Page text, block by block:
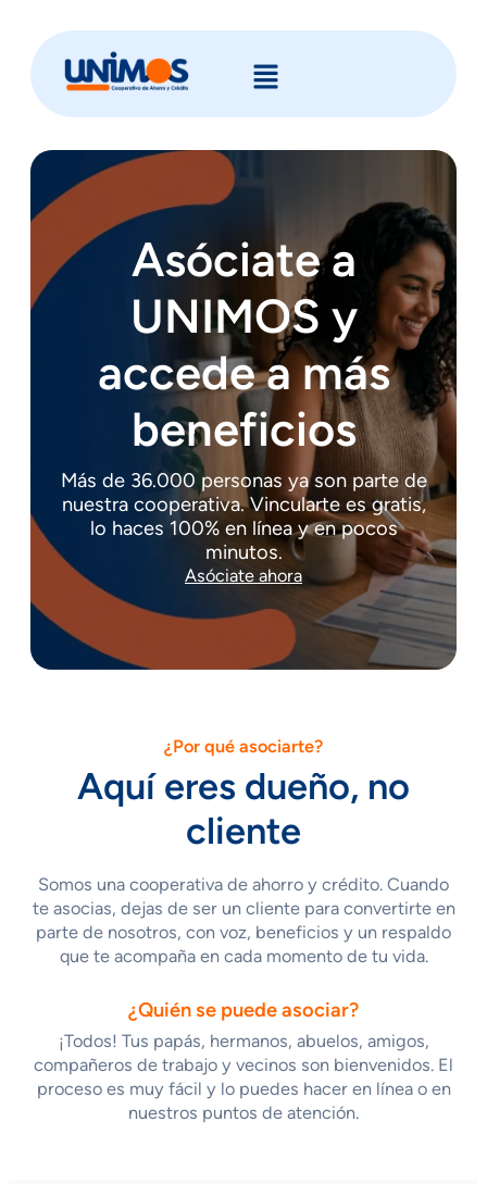
Asóciate a
UNIMOS y
accede a más
beneficios
Más de 36.000 personas ya son parte de
nuestra cooperativa. Vincularte es gratis,
lo haces 100% en línea y en pocos
minutos.
Asóciate ahora
¿Por qué asociarte?
Aquí eres dueño, no
cliente
Somos una cooperativa de ahorro y crédito. Cuando
te asocias, dejas de ser un cliente para convertirte en
parte de nosotros, con voz, beneficios y un respaldo
que te acompaña en cada momento de tu vida.
¿Quién se puede asociar?
¡Todos! Tus papás, hermanos, abuelos, amigos,
compañeros de trabajo y vecinos son bienvenidos. El
proceso es muy fácil y lo puedes hacer en línea o en
nuestros puntos de atención.